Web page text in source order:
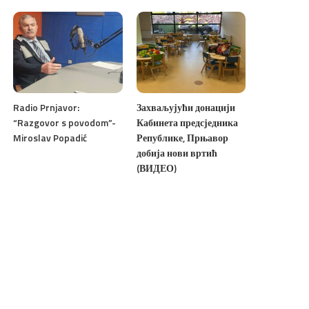
Radio Prnjavor:
“Razgovor s povodom”-
Miroslav Popadić
Захваљујући донацији
Кабинета предсједника
Републике, Прњавор
добија нови вртић
(ВИДЕО)